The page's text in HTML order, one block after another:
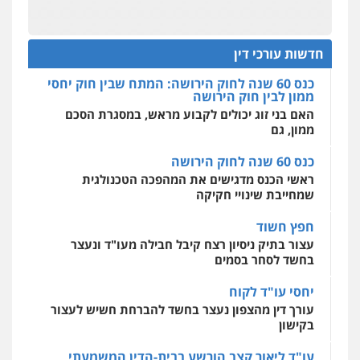
פשיעה חמורה אסירים
0509636895
עו"ד איהאב זבידאת
פלילי פשיעה חמורה ארגוני פשע עבירות
0509930581
עו"ד יפעת שוורץ סיל
0523379525
עו"ד אליה חן ברק
פלילי פשיעה חמורה ליווי וייצוג בחקירות
ומעצרים אסירים נוער
מרכז התחלה חדשה
אסירים עבירות מין שירותים מקצועיים
לעורכי דין
0544500346
חדשות עורכי דין
כנס 60 שנה לחוק הירושה: המתח שבין חוק יחסי
ממון לבין חוק הירושה
האם בני זוג יכולים לקבוע מראש, במסגרת הסכם
ממון, גם
כנס 60 שנה לחוק הירושה
ראשי הכנס מדגישים את המהפכה הטכנולגית
חפץ חשוד
עצור בתיק ניסיון רצח קיבל חבילה מעו"ד ונעצר
יחסי עו"ד לקוח
עורך דין מהצפון נעצר בחשד להברחת חשיש לעצור
עו"ד ליאור קצב הורשע בבית-הדין המשמעתי
בעיכוב כספים ופגיעה בכבוד המקצוע
קצב הורשע